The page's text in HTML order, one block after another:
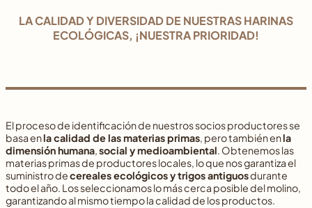
LA CALIDAD Y DIVERSIDAD DE NUESTRAS HARINAS
ECOLÓGICAS, ¡NUESTRA PRIORIDAD!
El proceso de identificación de nuestros socios productores se
basa enla calidad de las materias primas, pero también enla
dimensión humana,social y medioambiental. Obtenemos las
materias primas de productores locales, lo que nos garantiza el
suministro decereales ecológicos y trigos antiguosdurante
todo el año. Los seleccionamos lo más cerca posible del molino,
garantizando al mismo tiempo la calidad de los productos.